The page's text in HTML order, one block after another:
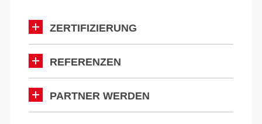
ZERTIFIZIERUNG
REFERENZEN
PARTNER WERDEN